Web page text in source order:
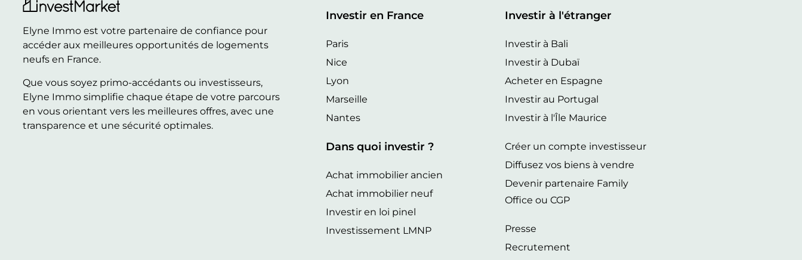
Elyne Immo est votre partenaire de confiance pour
accéder aux meilleures opportunités de logements
neufs en France.
Que vous soyez primo-accédants ou investisseurs,
Elyne Immo simplifie chaque étape de votre parcours
en vous orientant vers les meilleures offres, avec une
transparence et une sécurité optimales.
Investir en France
Paris
Nice
Lyon
Marseille
Nantes
Investir à l'étranger
Investir à Bali
Investir à Dubaï
Acheter en Espagne
Investir au Portugal
Investir à l'Île Maurice
Dans quoi investir ?
Achat immobilier ancien
Achat immobilier neuf
Investir en loi pinel
Investissement LMNP
Créer un compte investisseur
Diffusez vos biens à vendre
Devenir partenaire Family
Office ou CGP
Presse
Recrutement